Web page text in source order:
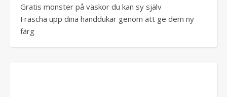
Gratis mönster på väskor du kan sy själv
Fräscha upp dina handdukar genom att ge dem ny
färg